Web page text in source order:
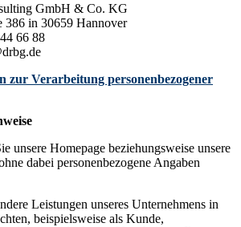
GmbH & Co. KG
386 in 30659 Hannover
66 88
zur Verarbeitung personenbezogener
unsere Homepage beziehungsweise unsere
dabei personenbezogene Angaben
Leistungen unseres Unternehmens in
beispielsweise als Kunde,